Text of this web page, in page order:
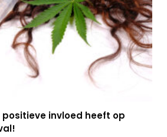
positieve invloed heeft op